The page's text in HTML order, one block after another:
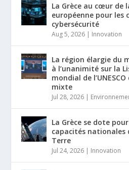
La Grèce au cœur de
européenne pour les
cybersécurité
Aug 5, 2026 | Innovation
La région élargie du
à l’unanimité sur la
mondial de
mixte
Jul 28, 2026 |
La Grèce se dote
capacités nationales
Terre
Jul 24, 2026 | Innovation